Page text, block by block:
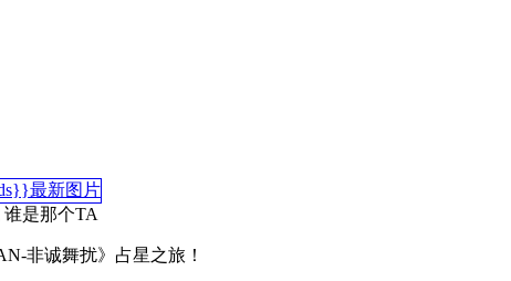
是那个TA
非诚舞扰》占星之旅！